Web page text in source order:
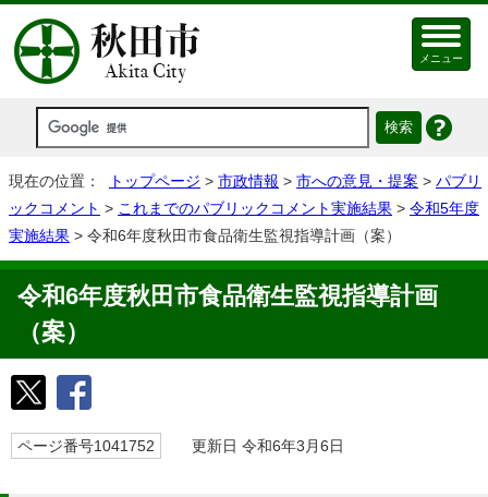
メニュー
現在の位置： トップページ > 市政情報 > 市への意見・提案 > パブリ
ックコメント > これまでのパブリックコメント実施結果 > 令和5年度
実施結果 > 令和6年度秋田市食品衛生監視指導計画（案）
令和6年度秋田市食品衛生監視指導計画
（案）
ページ番号1041752 更新日 令和6年3月6日